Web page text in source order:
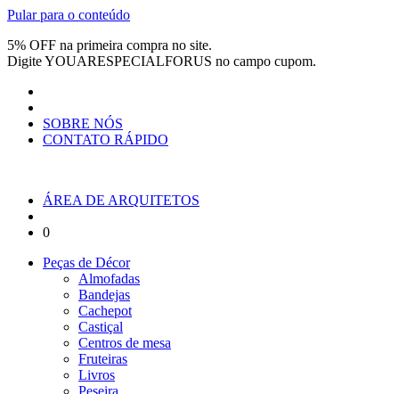
Pular para o conteúdo
5% OFF na primeira compra no site.
DigiteYOUARESPECIALFORUS no campo cupom.
SOBRE NÓS
CONTATO RÁPIDO
ÁREA DE ARQUITETOS
0
Peças de Décor
Almofadas
Bandejas
Cachepot
Castiçal
Centros de mesa
Fruteiras
Livros
Peseira